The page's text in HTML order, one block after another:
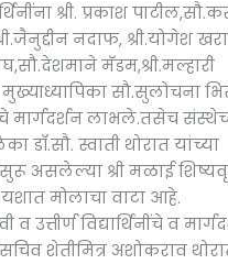
श्री. प्रकाश
नदाफ, श्री.योगेश
मॅडम,श्री.मल्हारी
सौ.सुलोचना
मार्गदर्शन लाभले.तसेच
डॉ.सौ. स्वाती थोरात यांच्या
असलेल्या श्री मळाई
यशात मोलाचा वाटा आहे.
उत्तीर्ण विद्यार्थिनींचे व
शेतीमित्र अशोकराव